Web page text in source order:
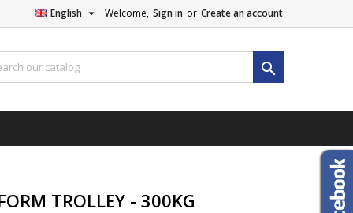
Welcome, Sign in or Create an account
English 

TROLLEY - 300KG